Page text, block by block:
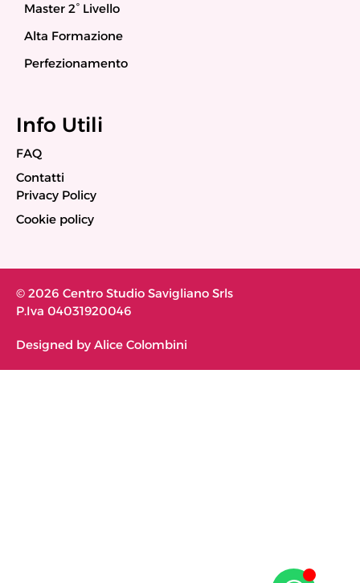
Master 2° Livello
Alta Formazione
Perfezionamento
Info Utili
FAQ
Contatti
Privacy Policy
Cookie policy
© 2026 Centro Studio Savigliano Srls
P.Iva 04031920046
Designed by Alice Colombini